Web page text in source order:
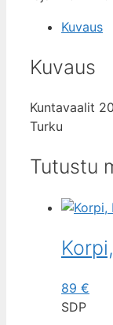
Kuvaus
Kuvaus
Kuntavaalit
Turku
Tutustu
89 €
SDP